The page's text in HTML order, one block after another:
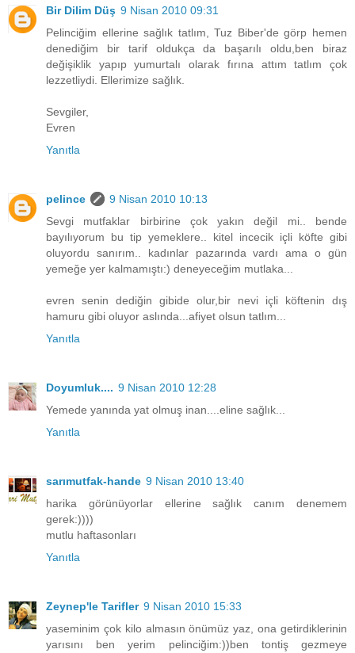
Bir Dilim Düş 9 Nisan 2010 09:31
Pelinciğim ellerine sağlık tatlım, Tuz Biber'de görp hemen
denediğim bir tarif oldukça da başarılı oldu,ben biraz
değişiklik yapıp yumurtalı olarak fırına attım tatlım çok
lezzetliydi. Ellerimize sağlık.
Sevgiler,
Evren
Yanıtla
pelince
9 Nisan 2010 10:13
Sevgi mutfaklar birbirine çok yakın değil mi.. bende
bayılıyorum bu tip yemeklere.. kitel incecik içli köfte gibi
oluyordu sanırım.. kadınlar pazarında vardı ama o gün
yemeğe yer kalmamıştı:) deneyeceğim mutlaka...
evren senin dediğin gibide olur,bir nevi içli köftenin dış
hamuru gibi oluyor aslında...afiyet olsun tatlım...
Yanıtla
Doyumluk.... 9 Nisan 2010 12:28
Yemede yanında yat olmuş inan....eline sağlık...
Yanıtla
sarımutfak-hande 9 Nisan 2010 13:40
harika görünüyorlar ellerine sağlık canım denemem
gerek:))))
mutlu haftasonları
Yanıtla
Zeynep'le Tarifler 9 Nisan 2010 15:33
yaseminim çok kilo almasın önümüz yaz, ona getirdiklerinin
yarısını ben yerim pelinciğim:))ben tontiş gezmeye